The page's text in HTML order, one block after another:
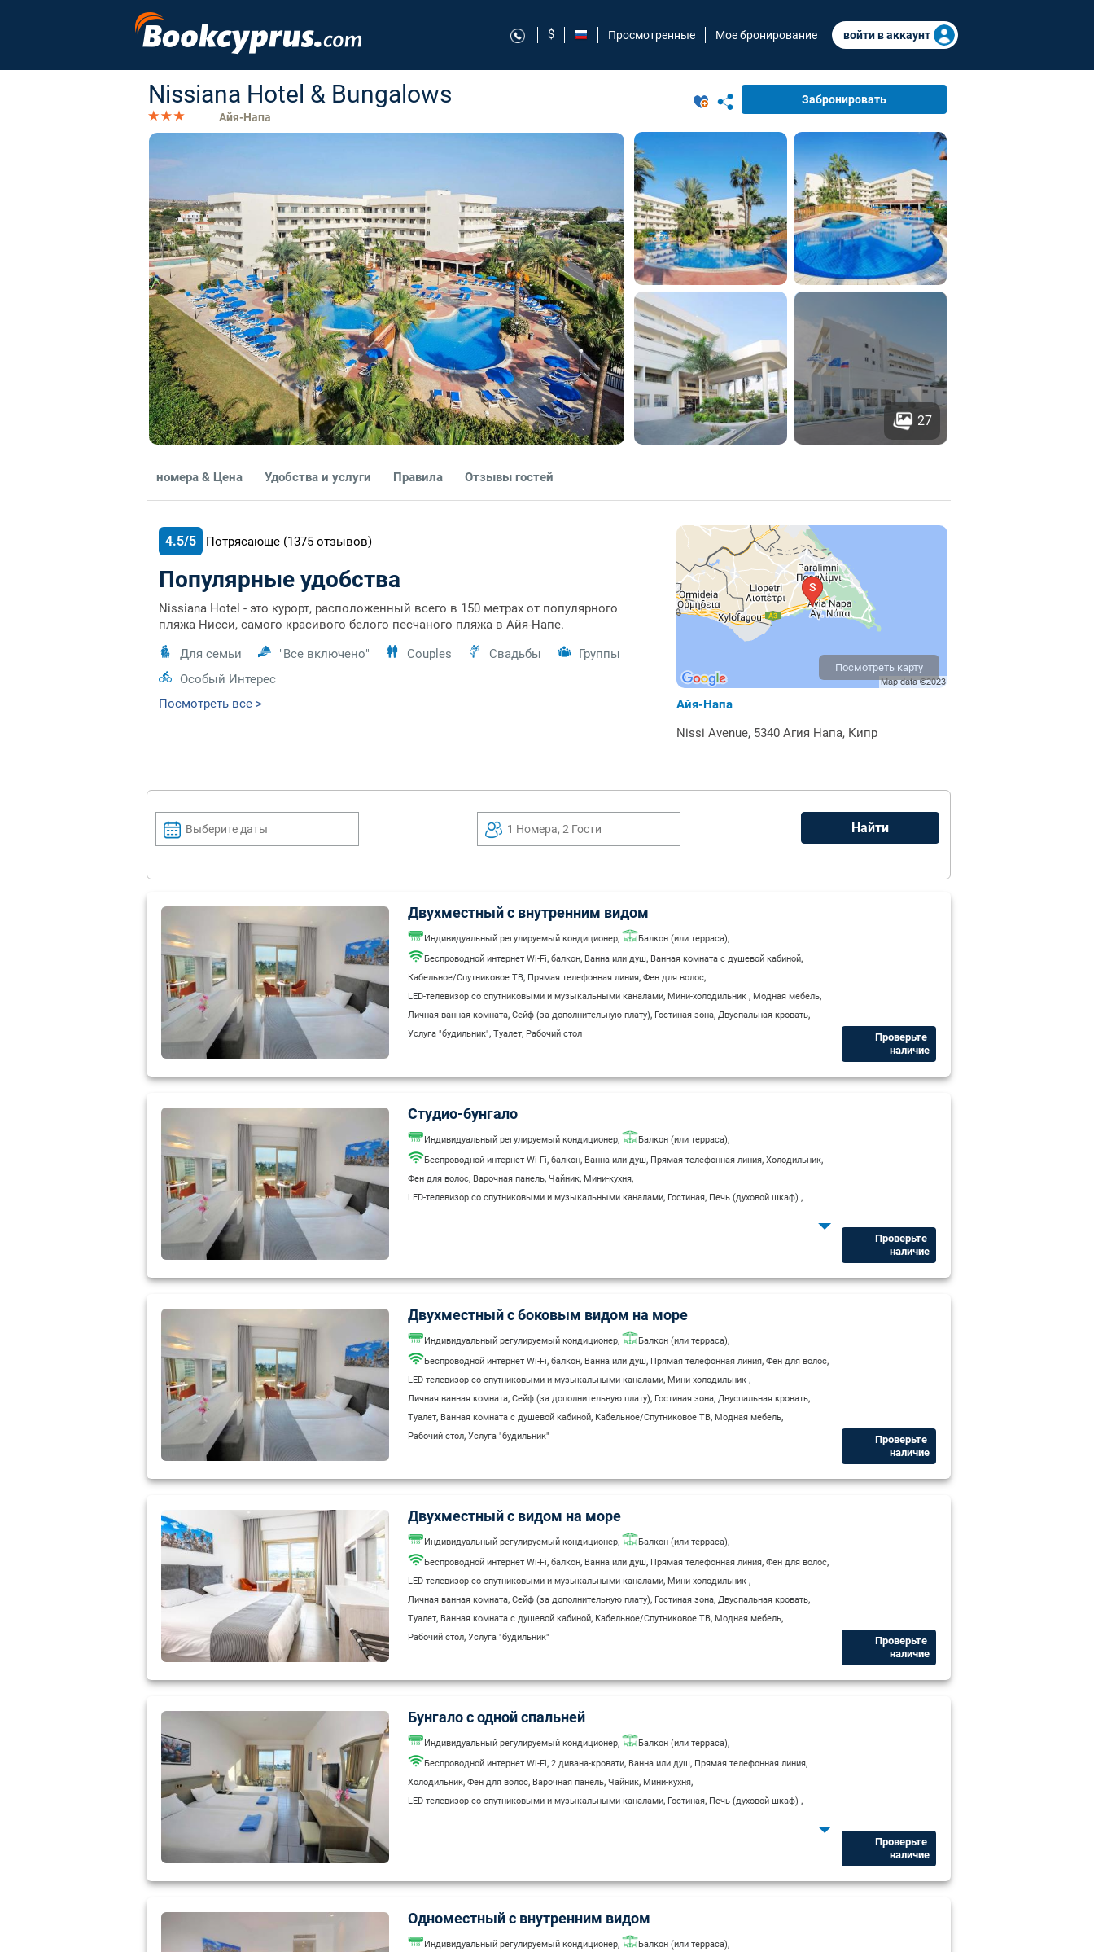
$ Просмотренные Мое бронирование войти в аккаунт
Nissiana Hotel & Bungalows
Айя-Напа
Забронировать
27
номера & Цена Удобства и услуги Правила Отзывы гостей
4.5/5 Потрясающе (1375 отзывов)
Популярные удобства
Nissiana Hotel - это курорт, расположенный всего в 150 метрах от популярного
пляжа Нисси, самого красивого белого песчаного пляжа в Айя-Напе.
Для семьи
"Все включено" Couples Свадьбы
Группы
Особый Интерес
Посмотреть все >
Посмотреть карту
Айя-Напа
Nissi Avenue, 5340 Агия Напа, Кипр
Выберите даты 1 Номера, 2 Гости
Двухместный с внутренним видом
Индивидуальный регулируемый кондиционер, Балкон (или терраса),
Беспроводной интернет Wi-Fi, балкон, Ванна или душ, Ванная комната с душевой кабиной,
Кабельное/Спутниковое ТВ, Прямая телефонная линия, Фен для волос,
LED-телевизор со спутниковыми и музыкальными каналами, Мини-холодильник , Модная мебель,
Личная ванная комната, Сейф (за дополнительную плату), Гостиная зона, Двуспальная кровать,
Услуга "будильник", Туалет, Рабочий стол
Проверьте ​
наличие
Студио-бунгало
Индивидуальный регулируемый кондиционер, Балкон (или терраса),
Беспроводной интернет Wi-Fi, балкон, Ванна или душ, Прямая телефонная линия, Холодильник,
Фен для волос, Варочная панель, Чайник, Мини-кухня,
LED-телевизор со спутниковыми и музыкальными каналами, Гостиная, Печь (духовой шкаф) ,
Проверьте ​
наличие
Двухместный с боковым видом на море
Индивидуальный регулируемый кондиционер, Балкон (или терраса),
Беспроводной интернет Wi-Fi, балкон, Ванна или душ, Прямая телефонная линия, Фен для волос,
LED-телевизор со спутниковыми и музыкальными каналами, Мини-холодильник ,
Личная ванная комната, Сейф (за дополнительную плату), Гостиная зона, Двуспальная кровать,
Туалет, Ванная комната с душевой кабиной, Кабельное/Спутниковое ТВ, Модная мебель,
Рабочий стол, Услуга "будильник"
Проверьте ​
наличие
Двухместный с видом на море
Индивидуальный регулируемый кондиционер, Балкон (или терраса),
Беспроводной интернет Wi-Fi, балкон, Ванна или душ, Прямая телефонная линия, Фен для волос,
LED-телевизор со спутниковыми и музыкальными каналами, Мини-холодильник ,
Личная ванная комната, Сейф (за дополнительную плату), Гостиная зона, Двуспальная кровать,
Туалет, Ванная комната с душевой кабиной, Кабельное/Спутниковое ТВ, Модная мебель,
Рабочий стол, Услуга "будильник"
Проверьте ​
наличие
Бунгало с одной спальней
Индивидуальный регулируемый кондиционер, Балкон (или терраса),
Беспроводной интернет Wi-Fi, 2 дивана-кровати, Ванна или душ, Прямая телефонная линия,
Холодильник, Фен для волос, Варочная панель, Чайник, Мини-кухня,
LED-телевизор со спутниковыми и музыкальными каналами, Гостиная, Печь (духовой шкаф) ,
Проверьте ​
наличие
Одноместный с внутренним видом
Индивидуальный регулируемый кондиционер, Балкон (или терраса),